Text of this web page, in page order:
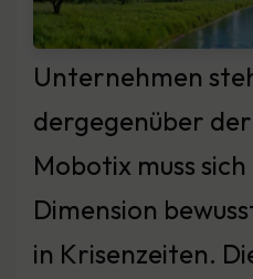
Unternehmen
dergegenüber
Mobotix muss
Dimension
in Krisenzeiten.